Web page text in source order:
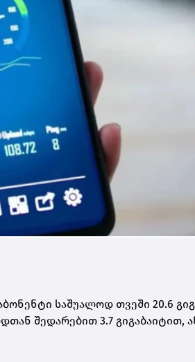
საშუალოდ თვეში 20.6
შედარებით 3.7 გიგაბაიტით,